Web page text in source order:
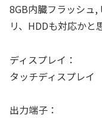
8GB内臓フラッシュ
リ、HDDも対応かと
ディスプレイ：
タッチディスプレイ
出力端子：